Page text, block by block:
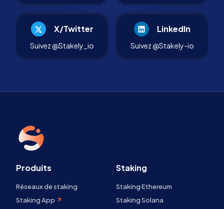
X/Twitter
Suivez @Stakely_io
LinkedIn
Suivez @Stakely-io
Produits
Réseaux de staking
Staking App
Staking
Staking Ethereum
Staking Solana